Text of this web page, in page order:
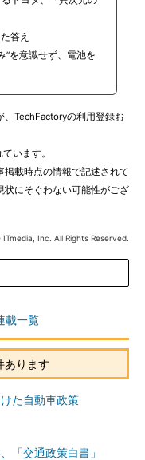
答え
”を意識せず、電池を
、TechFactoryの利用登録お
います。
掲載時点の情報で記述されて
状にそぐわない可能性がござ
Inc. All Rights Reserved.
載一覧
あります
た自動車政策
「交通政策白書」